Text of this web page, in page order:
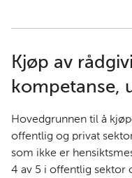
Kjøp av
kompetanse,
Hovedgrunnen til å
offentlig og privat
som ikke er
4 av 5 i offentlig sektor